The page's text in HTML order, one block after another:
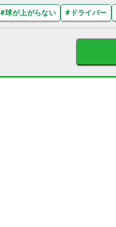
#球が上がらない # ドライバー